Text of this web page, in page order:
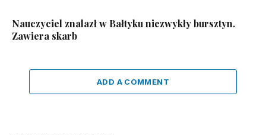
Nauczyciel znalazł w Bałtyku niezwykły bursztyn.
Zawiera skarb
ADD A COMMENT